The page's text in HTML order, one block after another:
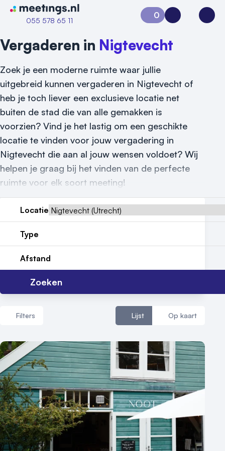
Naar home van Meetings
055 578 65 11
Vraag locatie aan
Locatiegids
Nieuws
Reviews (5⭐️)
Contact
0
Aanvraag 0Inloggen
Vergaderen in Nigtevecht
Zoek je een moderne ruimte waar jullie
uitgebreid kunnen vergaderen in Nigtevecht of
heb je toch liever een exclusieve locatie net
buiten de stad die van alle gemakken is
voorzien? Vind je het lastig om een geschikte
locatie te vinden voor jouw vergadering in
Nigtevecht die aan al jouw wensen voldoet? Wij
helpen je graag bij het vinden van de perfecte
ruimte voor elk soort meeting!
Locatie
Type
Afstand
Zoeken
Filters Lijst Op kaart
Aantal zalen
1 - 5 zalen
6 - 10 zalen
10 of meer zalen
Aantal personen
1 - 50 personen